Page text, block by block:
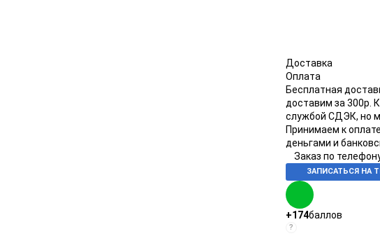
Доставка
Оплата
Бесплатная
доставим за 300р.
службой СДЭК, но
Принимаем к
деньгами и
Заказ по
ЗАПИСАТЬСЯ НА
+174баллов
?